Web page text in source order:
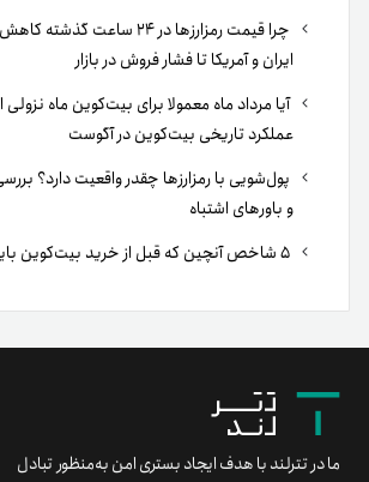
چرا قیمت رمزارزها در ۲۴ ساعت
ایران و آمریکا تا فشار فروش در بازار
آیا مرداد ماه معمولا برای بیت‌کوین ماه
عملکرد تاریخی بیت‌کوین در آگوست
پول‌شویی با رمزارزها چقدر واقعیت دارد؟
و باورهای اشتباه
ما در تترلند با هدف ایجاد بستری امن به‌منظور تبادل